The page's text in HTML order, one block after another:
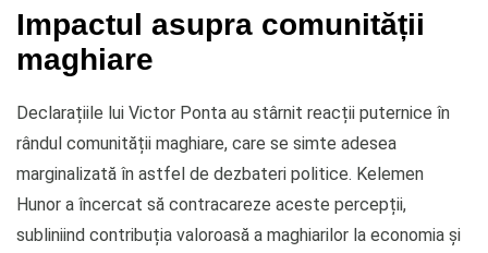
Impactul asupra comunității
maghiare
Declarațiile lui Victor Ponta au stârnit reacții puternice în
rândul comunității maghiare, care se simte adesea
marginalizată în astfel de dezbateri politice. Kelemen
Hunor a încercat să contracareze aceste percepții,
subliniind contribuția valoroasă a maghiarilor la economia și